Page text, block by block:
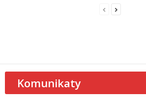
Komunikaty